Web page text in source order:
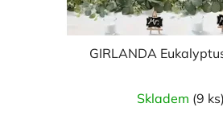
GIRLANDA
Skladem (9 ks)